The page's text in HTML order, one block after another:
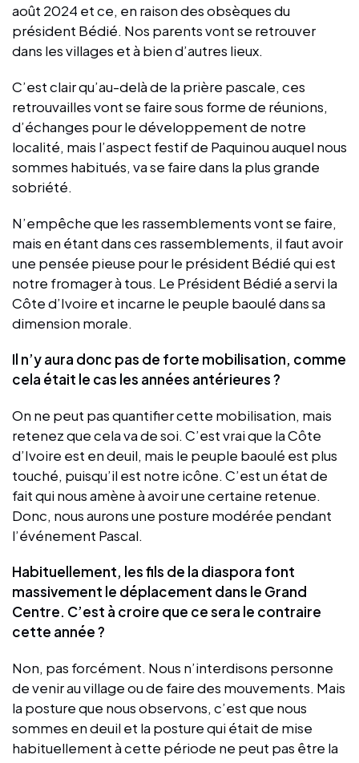
août 2024 et ce, en raison des obsèques du
président Bédié. Nos parents vont se retrouver
dans les villages et à bien d’autres lieux.
C’est clair qu’au-delà de la prière pascale, ces
retrouvailles vont se faire sous forme de réunions,
d’échanges pour le développement de notre
localité, mais l’aspect festif de Paquinou auquel nous
sommes habitués, va se faire dans la plus grande
sobriété.
N’empêche que les rassemblements vont se faire,
mais en étant dans ces rassemblements, il faut avoir
une pensée pieuse pour le président Bédié qui est
notre fromager à tous. Le Président Bédié a servi la
Côte d’Ivoire et incarne le peuple baoulé dans sa
dimension morale.
Il n’y aura donc pas de forte mobilisation, comme
cela était le cas les années antérieures ?
On ne peut pas quantifier cette mobilisation, mais
retenez que cela va de soi. C’est vrai que la Côte
d’Ivoire est en deuil, mais le peuple baoulé est plus
touché, puisqu’il est notre icône. C’est un état de
fait qui nous amène à avoir une certaine retenue.
Donc, nous aurons une posture modérée pendant
l’événement Pascal.
Habituellement, les fils de la diaspora font
massivement le déplacement dans le Grand
Centre. C’est à croire que ce sera le contraire
cette année ?
Non, pas forcément. Nous n’interdisons personne
de venir au village ou de faire des mouvements. Mais
la posture que nous observons, c’est que nous
sommes en deuil et la posture qui était de mise
habituellement à cette période ne peut pas être la